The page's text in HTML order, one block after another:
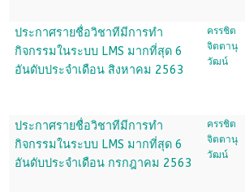
ประกาศรายชื่อวิชาทีมีการทำ
กิจกรรมในระบบ LMS มากที่สุด 6
อันดับประจำเดือน สิงหาคม 2563
ครรชิต
จิตตานุ
วัฒน์
ประกาศรายชื่อวิชาทีมีการทำ
กิจกรรมในระบบ LMS มากที่สุด 6
อันดับประจำเดือน กรกฎาคม 2563
ครรชิต
จิตตานุ
วัฒน์